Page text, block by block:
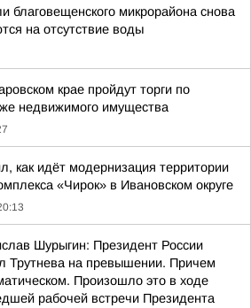
благовещенского микрорайона снова
на отсутствие воды
крае пройдут торги по
недвижимого имущества
как идёт модернизация территории
«Чирок» в Ивановском округе
Шурыгин: Президент России
Трутнева на превышении. Причем
Произошло это в ходе
рабочей встречи Президента